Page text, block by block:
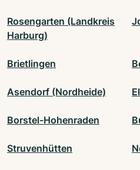
Rosengarten (Landkreis
Harburg)
Brietlingen
Asendorf (Nordheide)
Borstel-Hohenraden
Struvenhütten